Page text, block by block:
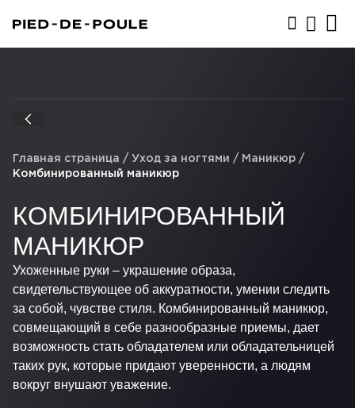
Главная страница / Уход за ногтями / Маникюр /
Комбинированный маникюр
КОМБИНИРОВАННЫЙ
МАНИКЮР
Ухоженные руки – украшение образа,
свидетельствующее об аккуратности, умении следить
за собой, чувстве стиля. Комбинированный маникюр,
совмещающий в себе разнообразные приемы, дает
возможность стать обладателем или обладательницей
таких рук, которые придают уверенности, а людям
вокруг внушают уважение.